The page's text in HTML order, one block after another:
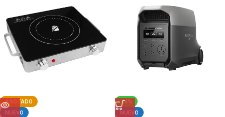
AGOTADO
NUEVO
-14%
NUEVO